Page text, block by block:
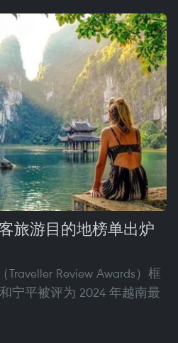
旅游目的地榜单出炉
Review Awards）框
宁平被评为 2024 年越南最